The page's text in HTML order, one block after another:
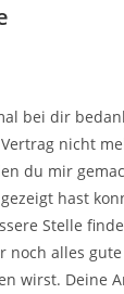
bei dir
nicht
du mir
hast
Stelle
noch alles
wirst. Deine